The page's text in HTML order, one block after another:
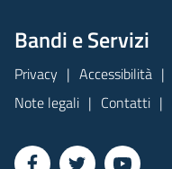
Bandi e Servizi
Privacy Accessibilità
Note legali
Contatti